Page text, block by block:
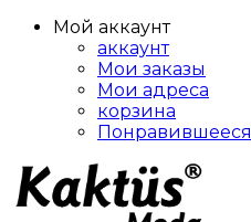
Мой аккаунт
аккаунт
Мои заказы
Мои адреса
корзина
Понравившееся